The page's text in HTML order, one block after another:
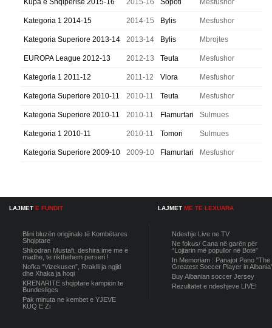
Kupa e Shqiperise 2015-16 2015-16 Sopoti Mesfushor
Kategoria 1 2014-15 2014-15 Bylis Mesfushor
Kategoria Superiore 2013-14 2013-14 Bylis Mbrojtes
EUROPA League 2012-13 2012-13 Teuta Mesfushor
Kategoria 1 2011-12 2011-12 Vlora Mesfushor
Kategoria Superiore 2010-11 2010-11 Teuta Mesfushor
Kategoria Superiore 2010-11 2010-11 Flamurtari Sulmues
Kategoria 1 2010-11 2010-11 Tomori Sulmues
Kategoria Superiore 2009-10 2009-10 Flamurtari Mesfushor
LAJMET E FUNDIT
Blini bluzën origjinale të Kombëtares
Shqiptare
Shkodran Mustafi, deshira ime me e
madhe, te rikthehem perseri !
Nofka “Vizekusen”, Rraklli ja ngjiti
dhe Xhaka ja hoqi
KRENARITE shqiptare kampion te
Bundesliges
Pak minuta ne kembet e YJEVE
KUQ E Zi
LAJMET ME TE LEXUARA
Ndeshje Live ne TV
Ne fokus/ Cana në garën për
“Lojtarin më popullor në Botë”
In Memoriam : Panajot Pano "The
Greatest Soccer Player in
Buy Albanian soccer Jersey
Rezultatet e ndeshjeve LIVE!